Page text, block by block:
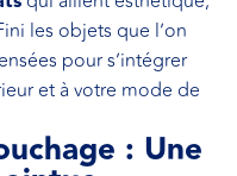
les objets que l’on
pour s’intégrer
et à votre mode de
: Une